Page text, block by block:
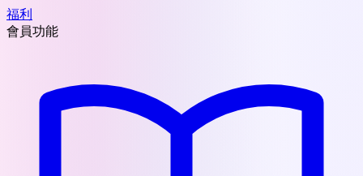
福利
會員功能